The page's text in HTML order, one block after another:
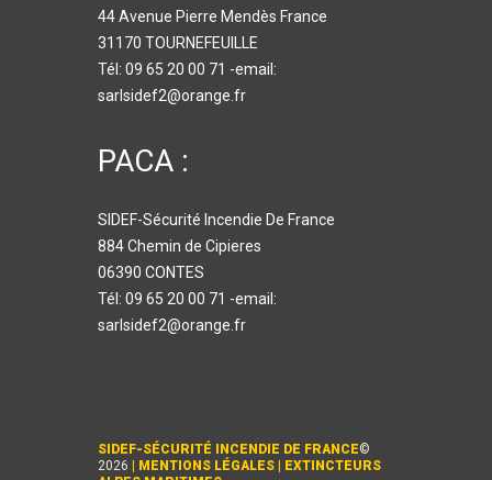
44 Avenue Pierre Mendès France
31170 TOURNEFEUILLE
Tél: 09 65 20 00 71 -email:
sarlsidef2@orange.fr
PACA :
SIDEF-Sécurité Incendie De France
884 Chemin de Cipieres
06390 CONTES
Tél: 09 65 20 00 71 -email:
sarlsidef2@orange.fr
SIDEF-SÉCURITÉ INCENDIE DE FRANCE©
2026
MENTIONS LÉGALES
EXTINCTEURS